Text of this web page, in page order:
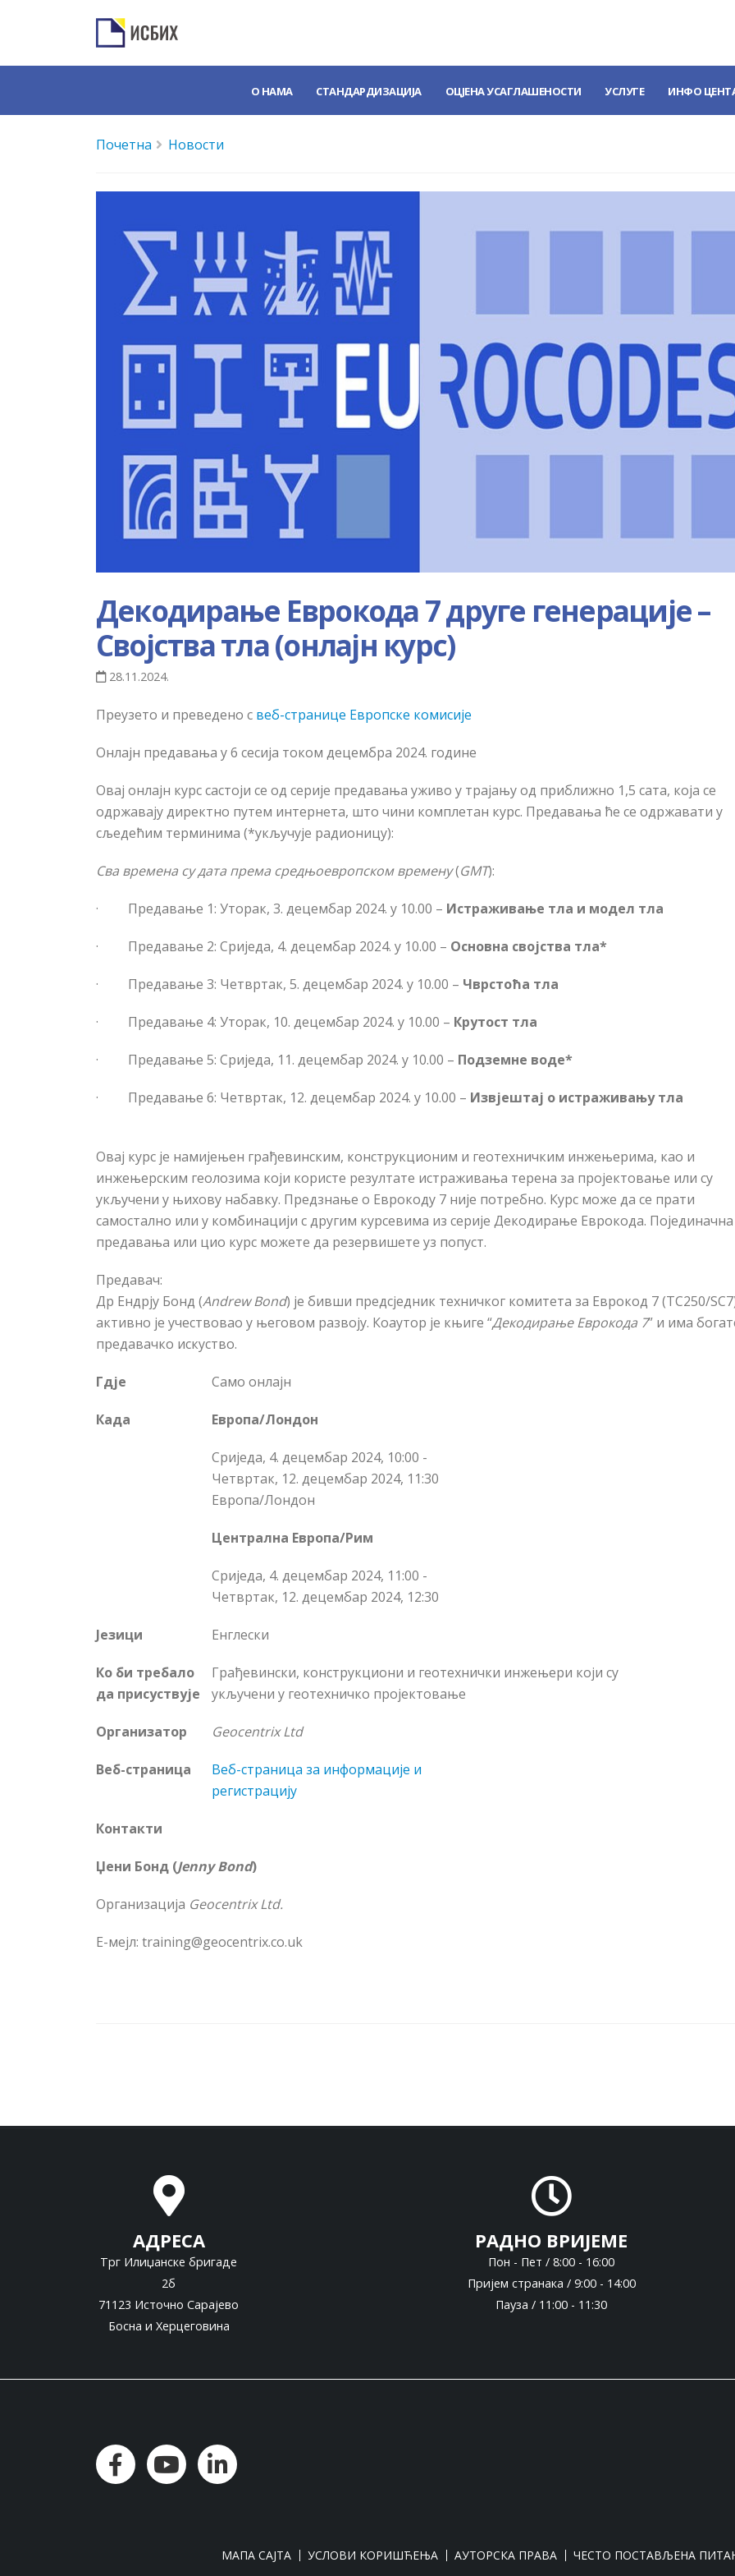
О НАМА СТАНДАРДИЗАЦИЈА ОЦЈЕНА УСАГЛАШЕНОСТИ УСЛУГЕ ИНФО
Почетна Новости
Декодирање Еврокода 7 друге генерације –
Својства тла (онлајн курс)
28.11.2024.
Преузето и преведено с веб-странице Европске комисије
Онлајн предавања у 6 сесија током децембра 2024. године
Овај онлајн курс састоји се од серије предавања уживо у трајању од приближно 1,5 сата, која се
одржавају директно путем интернета, што чини комплетан курс. Предавања ће се одржавати у
сљедећим терминима (*укључује радионицу):
Сва времена су дата према средњоевропском времену(GMT):
· Предавање 1: Уторак, 3. децембар 2024. у 10.00 – Истраживање тла и модел тла
· Предавање 2: Сриједа, 4. децембар 2024. у 10.00 – Основна својства тла*
· Предавање 3: Четвртак, 5. децембар 2024. у 10.00 – Чврстоћа тла
· Предавање 4: Уторак, 10. децембар 2024. у 10.00 – Крутост тла
· Предавање 5: Сриједа, 11. децембар 2024. у 10.00 – Подземне воде*
· Предавање 6: Четвртак, 12. децембар 2024. у 10.00 – Извјештај о истраживању тла
Овај курс је намијењен грађевинским, конструкционим и геотехничким инжењерима, као и
инжењерским геолозима који користе резултате истраживања терена за пројектовање или су
укључени у њихову набавку. Предзнање о Еврокоду 7 није потребно. Курс може да се прати
самостално или у комбинацији с другим курсевима из серије Декодирање Еврокода. Појединачна
предавања или цио курс можете да резервишете уз попуст.
Предавач:
Др Ендрју Бонд (Andrew Bond) је бивши предсједник техничког комитета за Еврокод 7 (TC250/SC7
активно је учествовао у његовом развоју. Коаутор је књиге “Декодирање Еврокода 7” и има
предавачко искуство.
Гдје Само онлајн
Када Европа/Лондон
Сриједа, 4. децембар 2024, 10:00 -
Четвртак, 12. децембар 2024, 11:30
Европа/Лондон
Централна Европа/Рим
Сриједа, 4. децембар 2024, 11:00 -
Четвртак, 12. децембар 2024, 12:30
Језици Енглески
Ко би требало
да присуствује
Грађевински, конструкциони и геотехнички инжењери који су
укључени у геотехничко пројектовање
Организатор Geocentrix Ltd
Веб-страница
Веб-страница за информације и
регистрацију
Контакти
Џени Бонд (Jenny Bond)
Организација Geocentrix Ltd.
Е-мejл: training@geocentrix.co.uk
АДРЕСА
Трг Илиџанске бригаде
2б
71123 Источно Сарајево
Босна и Херцеговина
РАДНО ВРИЈЕМЕ
Пон - Пет / 8:00 - 16:00
Пријем странака / 9:00 - 14:00
Пауза / 11:00 - 11:30
МАПА САЈТА УСЛОВИ КОРИШЋЕЊА АУТОРСКА ПРАВА ЧЕСТО ПОСТАВЉЕНА